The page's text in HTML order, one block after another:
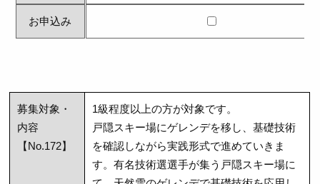
お申込み
募集対象・
内容
【No.172】
1級程度以上の方が対象です。
戸隠スキー場にゲレンデを移し、基礎技術
を確認しながら実践形式で進めていきま
す。有名技術選選手が集う戸隠スキー場に